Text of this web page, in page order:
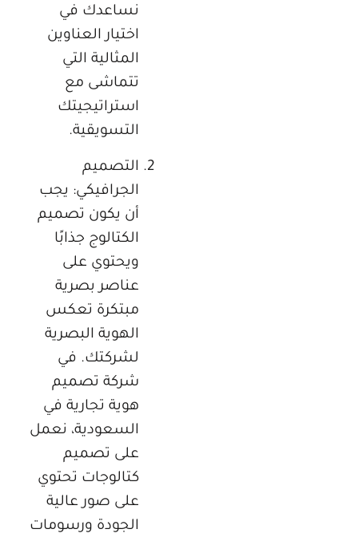
نساعدك في
اختيار العناوين
المثالية التي
تتماشى مع
استراتيجيتك
التسويقية.
التصميم
الجرافيكي: يجب
أن يكون تصميم
الكتالوج جذابًا
ويحتوي على
عناصر بصرية
مبتكرة تعكس
الهوية البصرية
لشركتك. في
شركة تصميم
هوية تجارية في
السعودية، نعمل
على تصميم
كتالوجات تحتوي
على صور عالية
الجودة ورسومات